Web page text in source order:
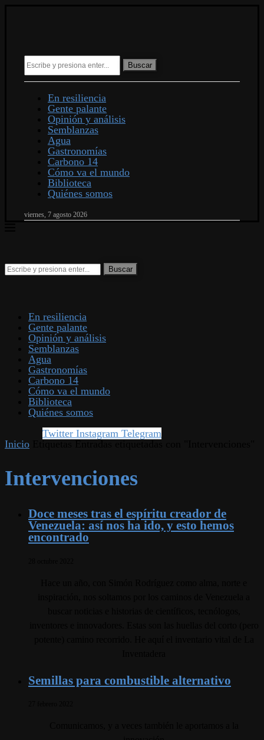
Buscar
En resiliencia
Gente palante
Opinión y análisis
Semblanzas
Agua
Gastronomías
Carbono 14
Cómo va el mundo
Biblioteca
Quiénes somos
viernes, 7 agosto 2026
En resiliencia
Gente palante
Opinión y análisis
Semblanzas
Agua
Gastronomías
Carbono 14
Cómo va el mundo
Biblioteca
Quiénes somos
Twitter Instagram Telegram
Inicio
Intervenciones
Doce meses tras el espíritu creador de
Venezuela: así nos ha ido, y esto hemos
encontrado
Semillas para combustible alternativo